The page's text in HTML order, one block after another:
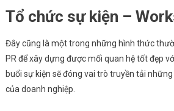
Tổ chức sự kiện –
Đây cũng là một trong những hình thức
PR để xây dựng được mối quan hệ tốt đẹp
buổi sự kiện sẽ đóng vai trò truyền tải
của doanh nghiệp.